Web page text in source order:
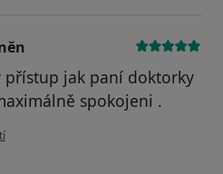
jak paní doktorky
spokojeni .
Váš účet byl odstraněn